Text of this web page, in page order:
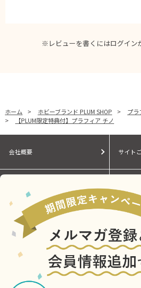
※レビューを書くにはログイン
ホーム > ホビーブランド PLUM SHOP >
プラ
>
【PLUM限定特典付】プラフィア チノ
会社概要 サイト
Cookieポリシー ご利用
お問い合わせ